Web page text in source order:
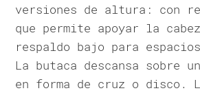
versiones de altura: con
que permite apoyar la
respaldo bajo para
La butaca descansa sobre
en forma de cruz o disco.